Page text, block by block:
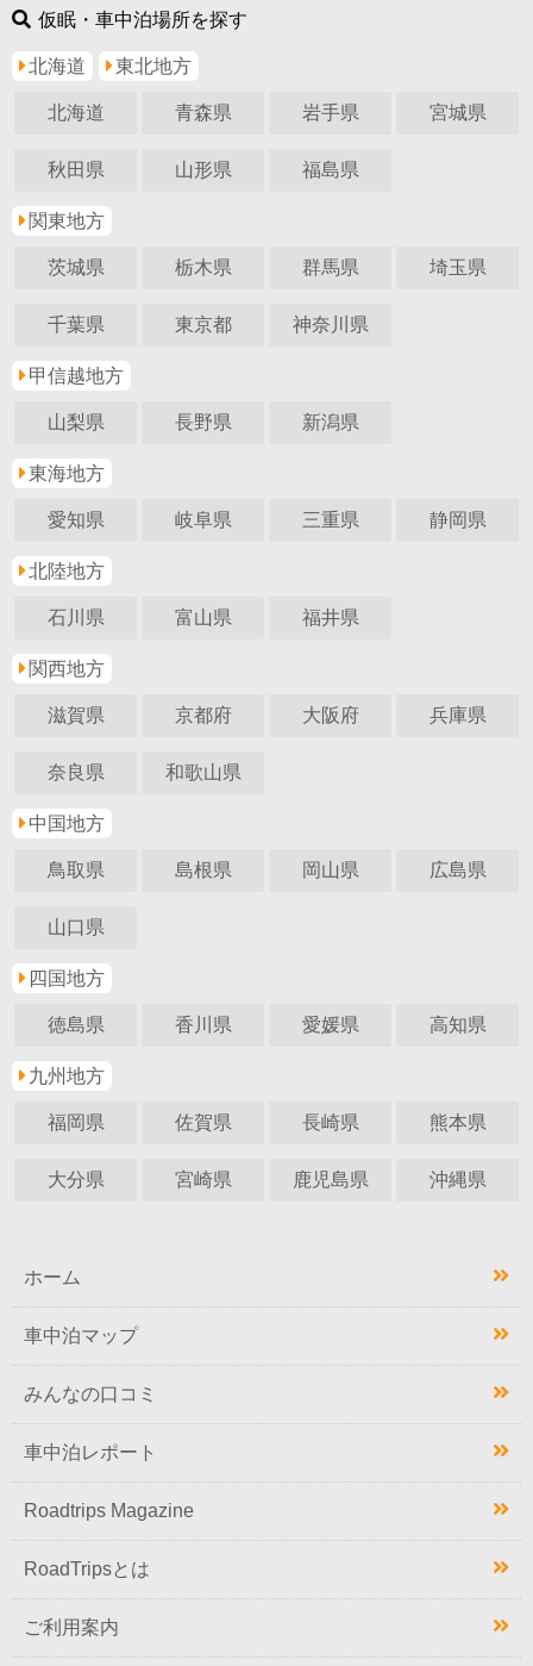
仮眠・車中泊場所を探す
北海道 東北地方
北海道 青森県 岩手県 宮城県
秋田県 山形県 福島県
関東地方
茨城県 栃木県 群馬県 埼玉県
千葉県 東京都 神奈川県
甲信越地方
山梨県 長野県 新潟県
東海地方
愛知県 岐阜県 三重県 静岡県
北陸地方
石川県 富山県 福井県
関西地方
滋賀県 京都府 大阪府 兵庫県
奈良県 和歌山県
中国地方
鳥取県 島根県 岡山県 広島県
山口県
四国地方
徳島県 香川県 愛媛県 高知県
九州地方
福岡県 佐賀県 長崎県 熊本県
大分県 宮崎県 鹿児島県 沖縄県
ホーム
車中泊マップ
みんなの口コミ
車中泊レポート
Roadtrips Magazine
RoadTripsとは
ご利用案内